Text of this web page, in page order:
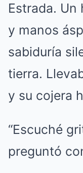
Estrada. Un
y manos
sabiduría
tierra.
y su cojera
“Escuché
preguntó